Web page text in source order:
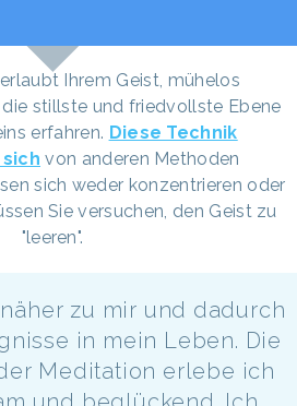
Ihrem Geist, mühelos
stillste und friedvollste Ebene
erfahren. Diese Technik
von anderen Methoden
sich weder konzentrieren oder
Sie versuchen, den Geist zu
"leeren".
zu mir und dadurch
in mein Leben. Die
Meditation erlebe ich